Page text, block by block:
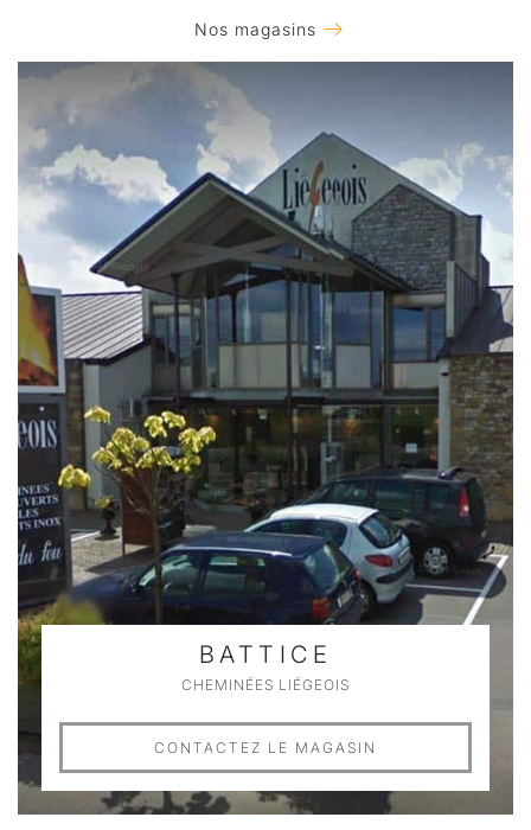
Nos magasins
BATTICE
CHEMINÉES LIÉGEOIS
CONTACTEZ LE MAGASIN